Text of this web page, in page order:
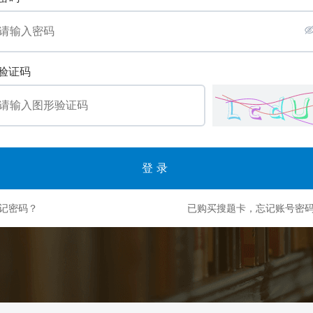
证码
登录
密码？ 已购买搜题卡，忘记账号密